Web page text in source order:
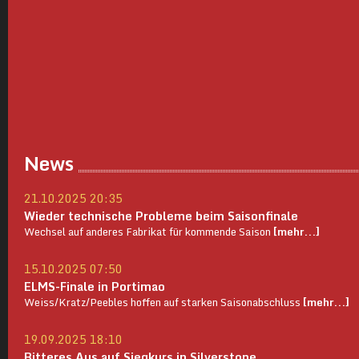
News
21.10.2025 20:35
Wieder technische Probleme beim Saisonfinale
Wechsel auf anderes Fabrikat für kommende Saison [mehr...]
15.10.2025 07:50
ELMS-Finale in Portimao
Weiss/Kratz/Peebles hoffen auf starken Saisonabschluss [mehr...]
19.09.2025 18:10